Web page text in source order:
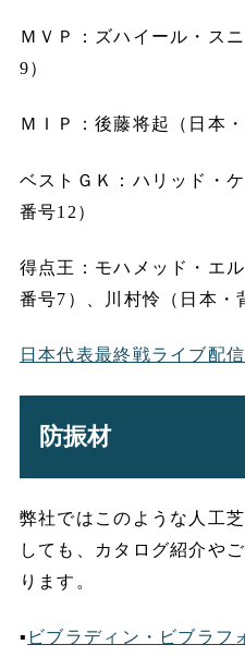
ＭＶＰ：ズハイール・ス
9）
ＭＩＰ：後藤将起（日本・
ベストＧＫ：ハリッド・
番号12）
得点王：モハメッド・エ
番号7）、川村怜（日本・
日本代表最終戦ライブ配信
防振材
弊社ではこのような人工
しても、カタログ紹介や
ります。
▪ ビブラディン・ビブラフ